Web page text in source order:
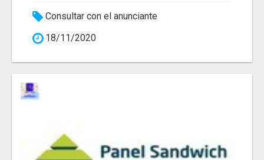
Consultar con el anunciante
18/11/2020